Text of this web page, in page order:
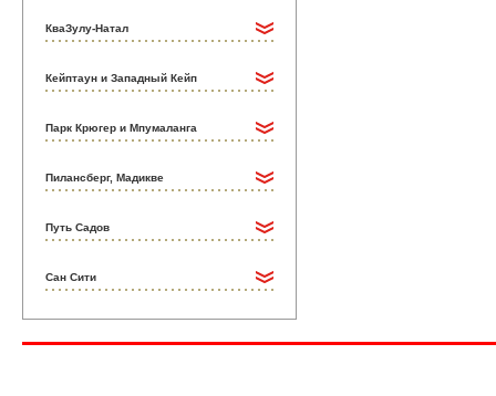
КваЗулу-Натал
Кейптаун и Западный Кейп
Парк Крюгер и Мпумаланга
Пилансберг, Мадикве
Путь Садов
Сан Сити